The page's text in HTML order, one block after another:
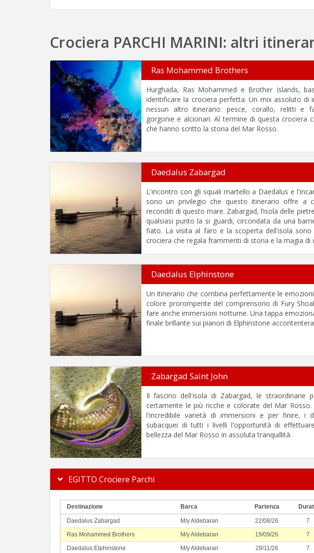
Crociera PARCHI MARINI: altri
Ras Mohammed Brothers
Hurghada, Ras Mohammed e Brother Islands,
identificare la crociera perfetta. Un mix assoluto di
nessun altro itinerario: pesce, corallo, relitti e
gorgonie e alcionari. Al termine di questa crociera
che hanno scritto la storia del Mar Rosso.
Daedalus Zabargad
L'incontro con gli squali martello a Daedalus e
sono un privilegio che questo itinerario offre a
reconditi di questo mare. Zabargad, l’isola delle
qualsiasi punto la si guardi, circondata da una
fiato. La visita al faro e la scoperta dell'isola
crociera che regala frammenti di storia e la magia
Daedalus Elphinstone
Un itinerario che combina perfettamente le
colore prorompente del comprensorio di Fury
fare anche immersioni notturne. Una tappa
finale brillante sui pianori di Elphinstone
Zabargad Saint John
Il fascino dell'isola di Zabargad, le straordinarie
certamente le più ricche e colorate del Mar Rosso.
l'incredibile varietà di immersioni e per finire, i
subacquei di tutti i livelli l'opportunità di
bellezza del Mar Rosso in assoluta tranquillità.
EGITTO Crociere Parchi
Destinazione Barca Partenza
Daedalus Zabargad M/y Aldebaran 22/08/26 7
Ras Mohammed Brothers
M/y Aldebaran 19/09/26 7
Daedalus Elphinstone
M/y Aldebaran 28/11/26 7